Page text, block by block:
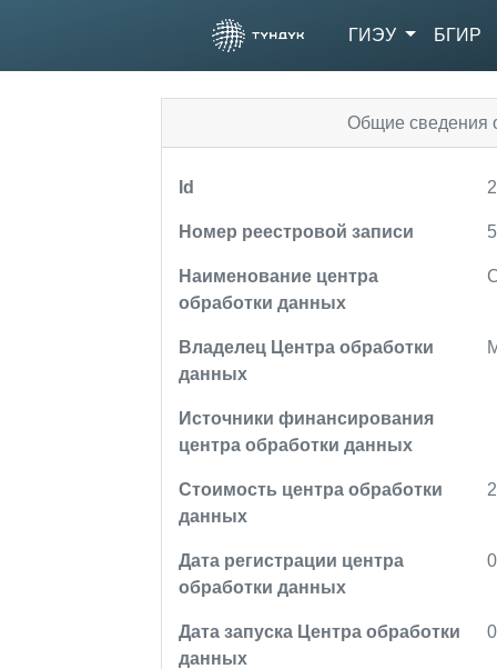
ГИЭУ БГИР
Общие сведения
Id
Номер реестровой записи
Наименование центра
обработки данных
Владелец Центра обработки
данных
Источники финансирования
центра обработки данных
Стоимость центра обработки
данных
Дата регистрации центра
обработки данных
Дата запуска Центра обработки
данных